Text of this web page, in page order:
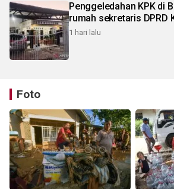
Penggeledahan KPK di
rumah sekretaris DPRD
1 hari lalu
Foto